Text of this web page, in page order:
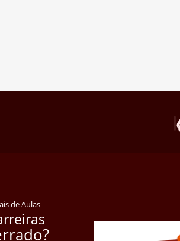
de Aulas